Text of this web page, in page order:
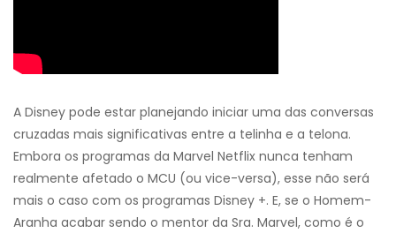
A Disney pode estar planejando iniciar uma das conversas
cruzadas mais significativas entre a telinha e a telona.
Embora os programas da Marvel Netflix nunca tenham
realmente afetado o MCU (ou vice-versa), esse não será
mais o caso com os programas Disney +. E, se o Homem-
Aranha acabar sendo o mentor da Sra. Marvel, como é o